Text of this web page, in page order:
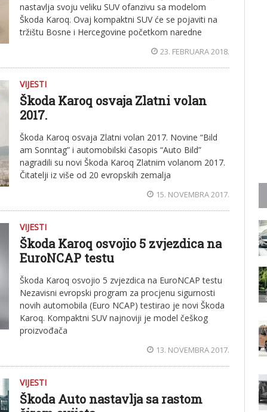
nastavlja svoju veliku SUV ofanzivu sa modelom
Škoda Karoq. Ovaj kompaktni SUV će se pojaviti na
tržištu Bosne i Hercegovine početkom naredne
23. FEBRUARA 2018.
VIJESTI
Škoda Karoq osvaja Zlatni volan
2017.
Škoda Karoq osvaja Zlatni volan 2017. Novine “Bild
am Sonntag” i automobilski časopis “Auto Bild”
nagradili su novi Škoda Karoq Zlatnim volanom 2017.
Čitatelji iz više od 20 evropskih zemalja
15. NOVEMBRA 2017.
VIJESTI
Škoda Karoq osvojio 5 zvjezdica na
EuroNCAP testu
Škoda Karoq osvojio 5 zvjezdica na EuroNCAP testu
Nezavisni evropski program za procjenu sigurnosti
novih automobila (Euro NCAP) testirao je novi Škoda
Karoq. Kompaktni SUV najnoviji je model češkog
proizvođača
13. NOVEMBRA 2017.
VIJESTI
Škoda Auto nastavlja sa rastom